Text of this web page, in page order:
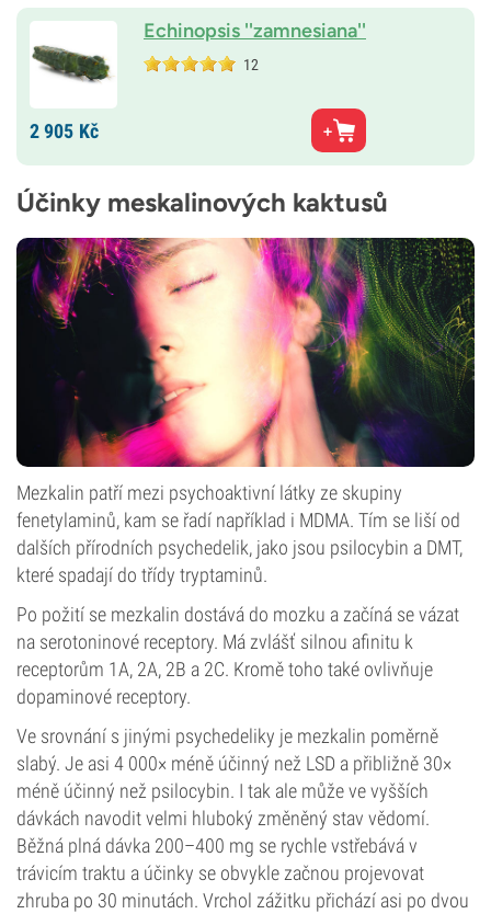
Echinopsis ''zamnesiana''
12
2 905 Kč
Účinky meskalinových kaktusů
Mezkalin patří mezi psychoaktivní látky ze skupiny
fenetylaminů, kam se řadí například i MDMA. Tím se liší od
dalších přírodních psychedelik, jako jsou psilocybin a DMT,
které spadají do třídy tryptaminů.
Po požití se mezkalin dostává do mozku a začíná se vázat
na serotoninové receptory. Má zvlášť silnou afinitu k
receptorům 1A, 2A, 2B a 2C. Kromě toho také ovlivňuje
dopaminové receptory.
Ve srovnání s jinými psychedeliky je mezkalin poměrně
slabý. Je asi 4 000× méně účinný než LSD a přibližně 30×
méně účinný než psilocybin. I tak ale může ve vyšších
dávkách navodit velmi hluboký změněný stav vědomí.
Běžná plná dávka 200–400 mg se rychle vstřebává v
trávicím traktu a účinky se obvykle začnou projevovat
zhruba po 30 minutách. Vrchol zážitku přichází asi po dvou